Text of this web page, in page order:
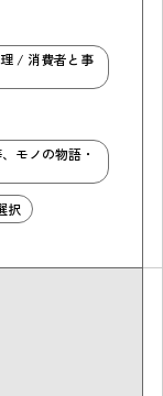
/ 消費者と事
モノの物語・
択